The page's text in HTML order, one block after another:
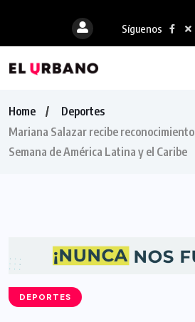
Síguenos
Home
Deportes
Mariana Salazar recibe
Semana de América Latina y el Caribe
DEPORTES